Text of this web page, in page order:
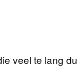
veel te lang